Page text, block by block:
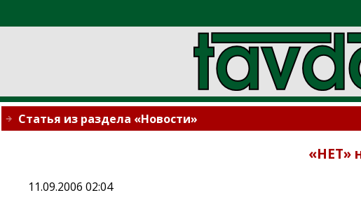
Статья из раздела «Новости»
«НЕТ»
11.09.2006 02:04